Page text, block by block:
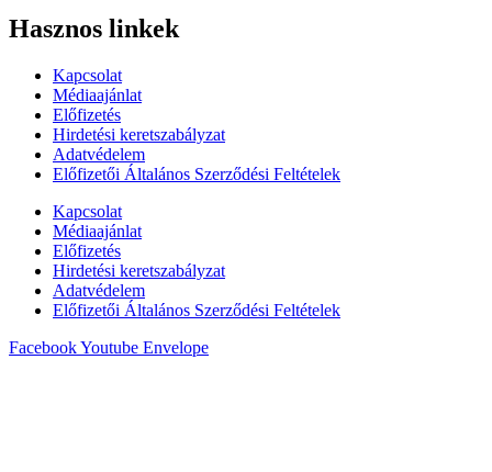
Hasznos linkek
Kapcsolat
Médiaajánlat
Előfizetés
Hirdetési keretszabályzat
Adatvédelem
Előfizetői Általános Szerződési Feltételek
Kapcsolat
Médiaajánlat
Előfizetés
Hirdetési keretszabályzat
Adatvédelem
Előfizetői Általános Szerződési Feltételek
FacebookYoutube Envelope